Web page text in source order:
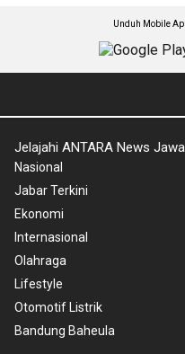
Unduh Mobile
Jelajahi ANTARA News
Nasional
Jabar Terkini
Ekonomi
Internasional
Olahraga
Lifestyle
Otomotif Listrik
Bandung Baheula